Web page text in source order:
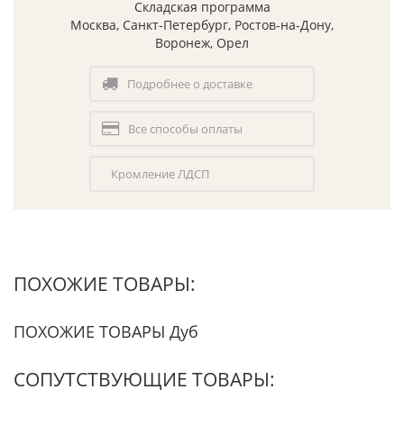
Складская программа
Москва, Санкт-Петербург, Ростов-на-Дону,
Воронеж, Орел
Подробнее о доставке
Все способы оплаты
Кромление ЛДСП
ПОХОЖИЕ ТОВАРЫ:
ПОХОЖИЕ ТОВАРЫ Дуб
СОПУТСТВУЮЩИЕ ТОВАРЫ: